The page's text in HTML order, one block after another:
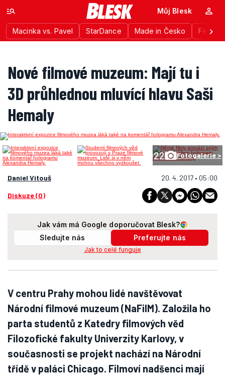
Macinka vs. Pavel StarDance Made in Česko
Můj Blesk
Nové filmové muzeum: Mají tu i
3D průhlednou mluvící hlavu Saši
Hemaly
22 Fotogalerie >
Daniel Vitouš 20. 4. 2017 • 05:00
Diskuze (0)
Jak vám má Google doporučovat Blesk?
Sledujte nás
Preferujte nás
Jak to celé funguje
V centru Prahy mohou lidé navštěvovat
Národní filmové muzeum (NaFilM). Založila ho
parta studentů z Katedry filmových věd
Filozofické fakulty Univerzity Karlovy, v
současnosti se projekt nachází na Národní
třídě v paláci Chicago. Filmoví nadšenci mají